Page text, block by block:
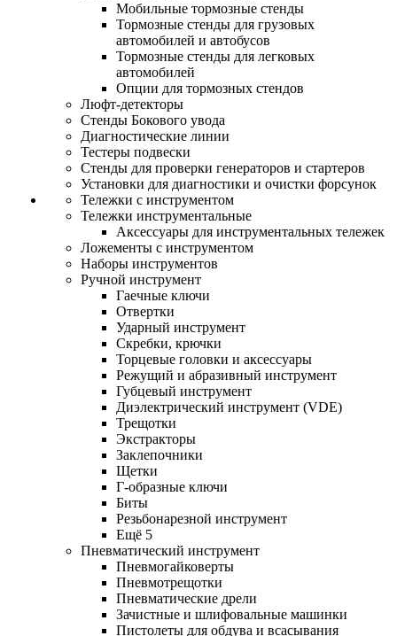
Мобильные тормозные стенды
Тормозные стенды для грузовых
автомобилей и автобусов
Тормозные стенды для легковых
автомобилей
Опции для тормозных стендов
Люфт-детекторы
Стенды Бокового увода
Диагностические линии
Тестеры подвески
Стенды для проверки генераторов и стартеров
Установки для диагностики и очистки форсунок
Тележки с инструментом
Тележки инструментальные
Аксессуары для инструментальных тележек
Ложементы с инструментом
Наборы инструментов
Ручной инструмент
Гаечные ключи
Отвертки
Ударный инструмент
Скребки, крючки
Торцевые головки и аксессуары
Режущий и абразивный инструмент
Губцевый инструмент
Диэлектрический инструмент (VDE)
Трещотки
Экстракторы
Заклепочники
Щетки
Г-образные ключи
Биты
Резьбонарезной инструмент
Ещё 5
Пневматический инструмент
Пневмогайковерты
Пневмотрещотки
Пневматические дрели
Зачистные и шлифовальные машинки
Пистолеты для обдува и всасывания